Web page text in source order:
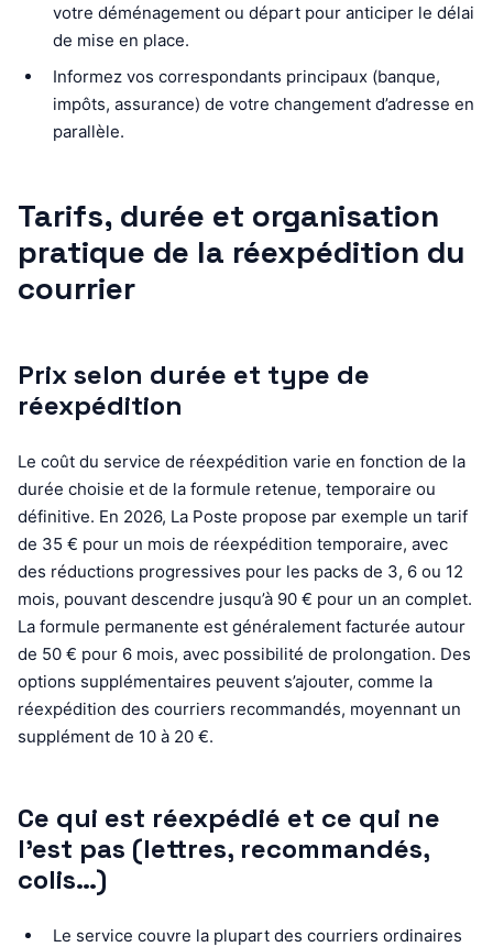
votre déménagement ou départ pour anticiper le délai
de mise en place.
Informez vos correspondants principaux (banque,
impôts, assurance) de votre changement d’adresse en
parallèle.
Tarifs, durée et organisation
pratique de la réexpédition du
courrier
Prix selon durée et type de
réexpédition
Le coût du service de réexpédition varie en fonction de la
durée choisie et de la formule retenue, temporaire ou
définitive. En 2026, La Poste propose par exemple un tarif
de 35 € pour un mois de réexpédition temporaire, avec
des réductions progressives pour les packs de 3, 6 ou 12
mois, pouvant descendre jusqu’à 90 € pour un an complet.
La formule permanente est généralement facturée autour
de 50 € pour 6 mois, avec possibilité de prolongation. Des
options supplémentaires peuvent s’ajouter, comme la
réexpédition des courriers recommandés, moyennant un
supplément de 10 à 20 €.
Ce qui est réexpédié et ce qui ne
l’est pas (lettres, recommandés,
colis…)
Le service couvre la plupart des courriers ordinaires